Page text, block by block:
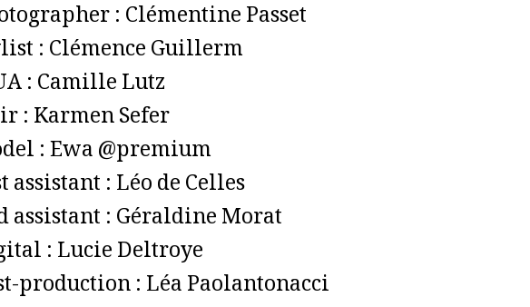
: Clémentine Passet
: Clémence Guillerm
: Camille Lutz
: Karmen Sefer
: Ewa @premium
assistant : Léo de Celles
assistant : Géraldine Morat
: Lucie Deltroye
production : Léa Paolantonacci